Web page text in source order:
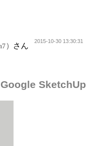
） さん
2015-10-30 13:30:31
Google SketchUp